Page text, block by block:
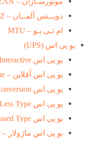
دویــتس آلمــان – DEUTZ
ام تـی یـو – MTU
یو پی اس (UPS)
یو پی اس Line Interactive
یو پی اس آفلاین – Offline
یو پی اس Online Double Conversion
یو پی اس Transformer Less Type
یو پی اس Transformer Based Type
یو پی اس ماژولار – Modular